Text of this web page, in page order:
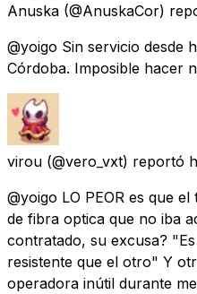
Anuska (@AnuskaCor)
@yoigo Sin servicio desde
Córdoba. Imposible hacer
virou (@vero_vxt) reportó
@yoigo LO PEOR es que
de fibra optica que no iba
contratado, su excusa?
resistente que el otro" Y
operadora inútil durante